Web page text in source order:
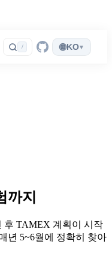
/ 🌐KO▾
까지
후 TAMEX 계획이 시작
년 5~6월에 정확히 찾아